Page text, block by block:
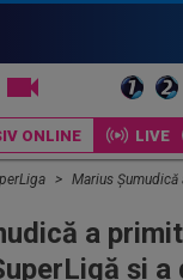
ONLINE LIVE
Marius Șumudică a primit din
a
și a